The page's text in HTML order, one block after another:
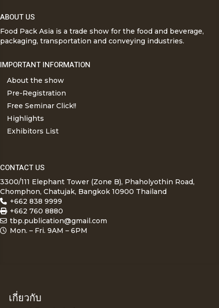
ABOUT US
Food Pack Asia is a trade show for the food and beverage,
packaging, transportation and conveying industries.
IMPORTANT INFORMATION
About the show
Pre-Registration
Free Seminar Click!!
Highlights
Exhibitors List
CONTACT US
3300/111 Elephant Tower (Zone B), Phaholyothin Road,
Chomphon, Chatujak, Bangkok 10900 Thailand
+662 838 9999
+662 760 8880
tbp.publication@gmail.com
Mon. – Fri. 9AM – 6PM
เกี่ยวกับ